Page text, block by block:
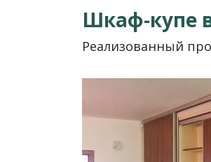
Шкаф-купе
Реализованный